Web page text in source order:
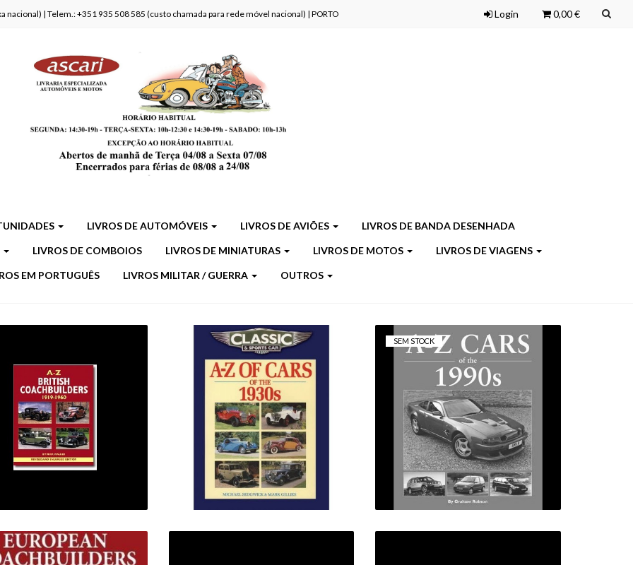
| Telem.: +351 935 508 585 (custo chamada para rede móvel nacional) | PORTO Login 0,00 €
LIVROS DE AUTOMÓVEIS LIVROS DE AVIÕES LIVROS DE BANDA DESENHADA
LIVROS DE COMBOIOS LIVROS DE MINIATURAS LIVROS DE MOTOS LIVROS DE VIAGENS
EM PORTUGUÊS LIVROS MILITAR / GUERRA OUTROS
A-Z BRITISH
COACHBUILDERS
1919-60
49,00 €
A-Z CARS 1930'S
25,00 €
SEM STOCK
A-Z CARS 1990'S
25,00 € 41,50 €